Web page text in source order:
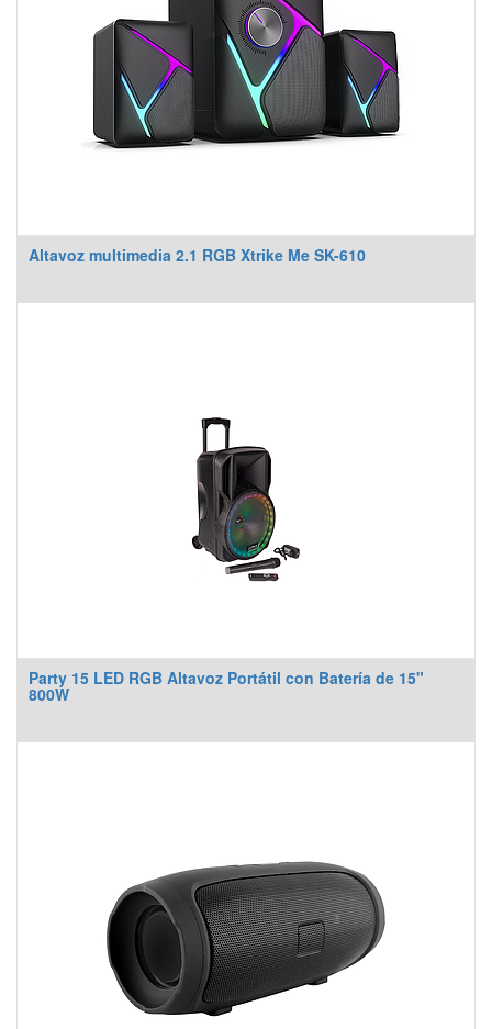
Altavoz multimedia 2.1 RGB Xtrike Me SK-610
Party 15 LED RGB Altavoz Portátil con Batería de 15"
800W